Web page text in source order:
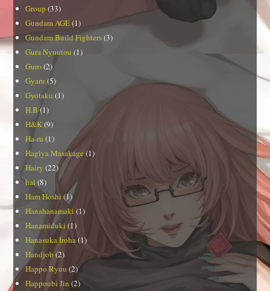
Group (33)
Gundam AGE(1)
Gundam Build Fighters(3)
Gura Nyuutou (1)
Guro (2)
Gyaru (5)
Gyotaku (1)
H.B (1)
H&K(9)
Ha-ru (1)
Hagiya Masakage (1)
Hairy (22)
hal (8)
Ham Hoshi (1)
Hanahanamaki (1)
Hanamiduki (1)
Hanasuka Iroha (1)
Handjob (2)
Happo Ryuu (2)
Happoubi Jin (2)